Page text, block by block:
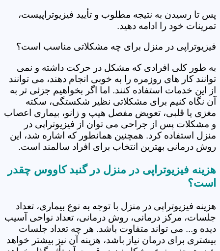
پس تا رسیدن به نتیجه مطلوب و تأیید فیزیوتراپیست،
تمرینات خود را ادامه دهید.
فیزیوتراپی در منزل برای چه مشکلاتی مناسب است؟
به طور کلی افرادی که مشکل در حرکت داشته و نمی
توانند کار های روزمره را به خوبی انجام دهند، می توانند
از این خدمات استفاده کنند. اما اگر بخواهیم جزئی تر به
آن نگاه کنیم برای مشکلاتی نظیر شکستگی، سکته
مغزی یا قلبی، تعویض مفصل هیپ و زانو، بیماری اعصاب
و مشکلات پس از جراحی می توان از فیزیوتراپی در
منزل استفاده کرد. همچنین همانطور که اشاره شد، این
روش درمانی بهترین انتخاب برای افراد سالمند است.
هزینه فیزیوتراپی در منزل در گنبد کاووس چقدر
است؟
هزینه فیزیوتراپی در منزل با توجه به نوع بیماری، تعداد
جلسات، مرکز درمانی، روش درمانی، تعداد نواحی آسیب
دیده و... می تواند متفاوت باشد. هر چه تعداد جلسات
بیشتری برای درمان نیاز باشد، هزینه آن نیز بیشتر خواهد